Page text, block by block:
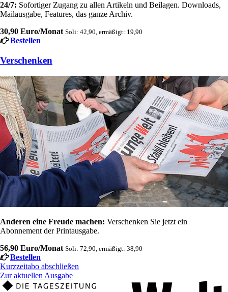
24/7: Sofortiger Zugang zu allen Artikeln und Beilagen. Downloads,
Mailausgabe, Features, das ganze Archiv.
30,90 Euro/Monat Soli: 42,90, ermäßigt: 19,90
Bestellen
Verschenken
Anderen eine Freude machen: Verschenken Sie jetzt ein
Abonnement der Printausgabe.
56,90 Euro/Monat Soli: 72,90, ermäßigt: 38,90
Bestellen
Kurzzeitabo abschließen
Zur aktuellen Ausgabe